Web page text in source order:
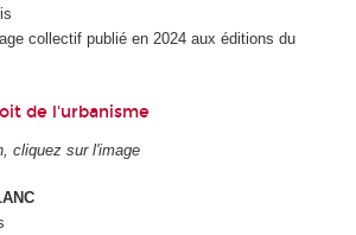
collectif publié en 2024 aux éditions du
de l'urbanisme
cliquez sur l'image